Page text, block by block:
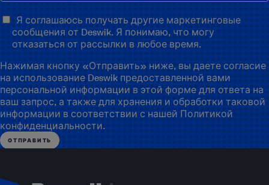
Я соглашаюсь получать другие маркетинговые
сообщения от Deswik. Я понимаю, что могу
отказаться от рассылки в любое время.
Нажимая кнопку «Отправить» ниже, вы даете согласие
на использование Deswik предоставленной вами
персональной информации в этой форме для ответа на
ваш запрос, а также для хранения и обработки таковой
информации в соответствии с нашей Политикой
конфиденциальности.